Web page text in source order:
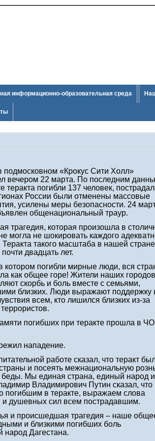
информационно-образовательная среда
подмосковном «Крокус Сити Холл»
вечером 22 марта. По последним
теракта погибли 137 человек,
России были отменены массовые
усилены меры безопасности. 24
общенациональный траур.
трагедия, которая произошла в
могла не шокировать каждого
Теракта такого масштаба в нашей
двадцать лет.
котором погибли мирные люди, вся
как общее горе! Жители наших
скорбь и боль вместе с семьями,
близких. Люди выражают поддержку
всем, кто лишился близких из-за
погибших при теракте прошла в
нападение.
работе сказал, что теракт
и посеять межнациональную
Мы единая страна, единый народ
Владимирович Путин сказал, что
погибшим в теракте, выражаем слова
и душевных сил всем пострадавшим.
и происшедшая трагедия – наше
и близкими погибших боль
народ Дагестана.